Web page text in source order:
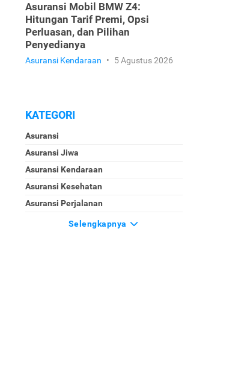
Asuransi Mobil BMW Z4:
Hitungan Tarif Premi, Opsi
Perluasan, dan Pilihan
Penyedianya
Asuransi Kendaraan • 5 Agustus 2026
KATEGORI
Asuransi
Asuransi Jiwa
Asuransi Kendaraan
Asuransi Kesehatan
Asuransi Perjalanan
Selengkapnya